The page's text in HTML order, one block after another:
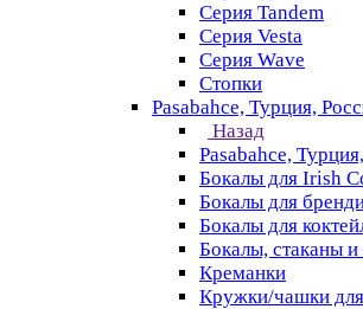
Серия Tandem
Серия Vesta
Серия Wave
Стопки
Pasabahce, Турция,
Назад
Pasabahce,
Бокалы для Irish
Бокалы для
Бокалы для
Бокалы, стаканы
Креманки
Кружки/чашки